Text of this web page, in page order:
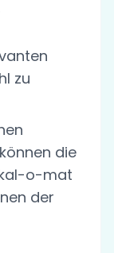
zu
die
o-mat
der